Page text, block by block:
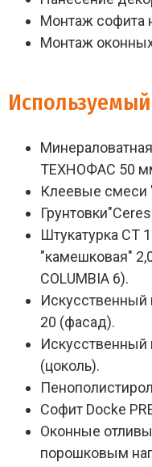
Монтаж софита
Монтаж
ТЕХНОФАС 50
Клеевые смеси
Штукатурка СТ
"камешковая"
CОLUMBIA 6).
20 (фасад).
(цоколь).
Софит Docke
Оконные
порошковым